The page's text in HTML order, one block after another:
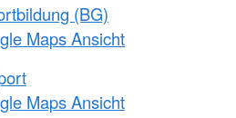
(BG)
Maps Ansicht
Maps Ansicht